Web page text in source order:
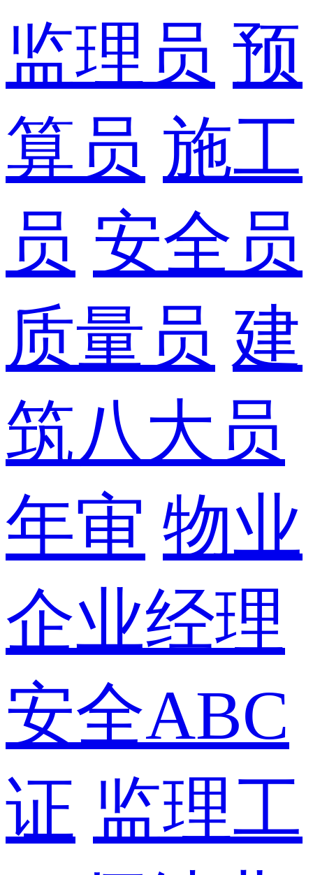
监理员 预
算员 施工
员 安全员
质量员 建
筑八大员
年审 物业
企业经理
安全ABC
证 监理工